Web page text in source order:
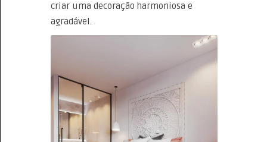
criar uma decoração harmoniosa e
agradável.